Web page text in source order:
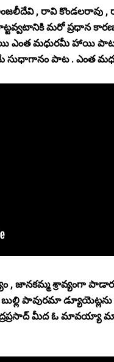
, రావి కొండలరావు
మరో ప్రధాన
మధురమీ హాయి పాట
పాట . ఎంత
, జానకమ్మ శ్రావ్యంగా
పావురమా డ్యూయెట్లను
మీద ఓ